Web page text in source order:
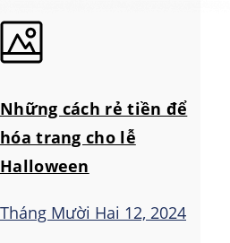
Những cách rẻ tiền để
hóa trang cho lễ
Halloween
Tháng Mười Hai 12, 2024